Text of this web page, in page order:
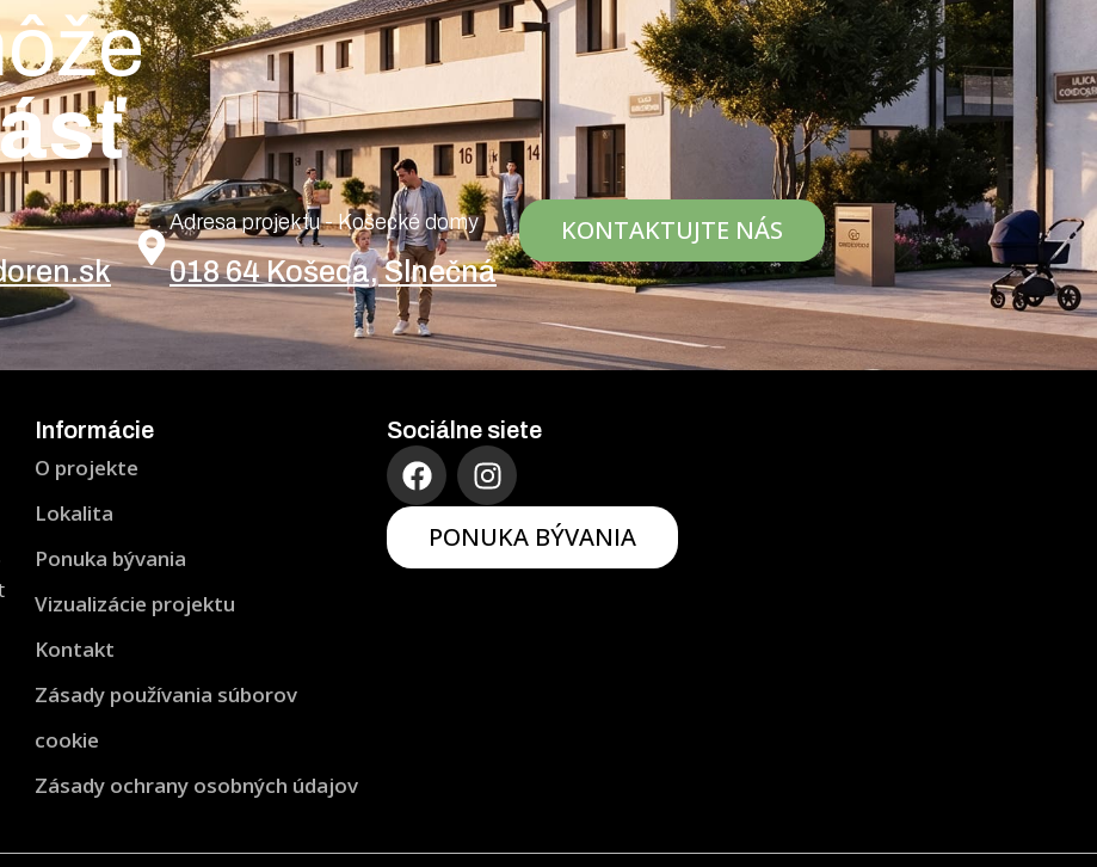
Adresa projektu - Košecké domy
018 64 Košeca, Slnečná
KONTAKTUJTE NÁS
Informácie
O projekte
Lokalita
Ponuka bývania
Vizualizácie projektu
Kontakt
Zásady používania súborov
cookie
Zásady ochrany osobných údajov
Sociálne siete
F
a
c
e
b
I
n
s
t
a
PONUKA BÝVANIA